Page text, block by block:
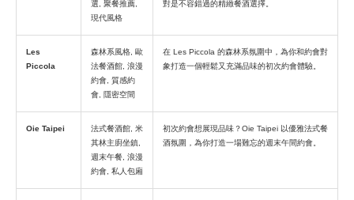
選, 聚餐推薦,
現代風格
對是不容錯過的精緻餐酒選擇。
Les
Piccola
森林系風格, 歐
法餐酒館, 浪漫
約會, 質感約
會, 隱密空間
在 Les Piccola 的森林系氛圍中，為你和約會對
象打造一個輕鬆又充滿品味的初次約會體驗。
Oie Taipei
法式餐酒館, 米
其林主廚坐鎮,
週末午餐, 浪漫
約會, 私人包廂
初次約會想展現品味？Oie Taipei 以優雅法式餐
酒氛圍，為你打造一場難忘的週末午間約會。